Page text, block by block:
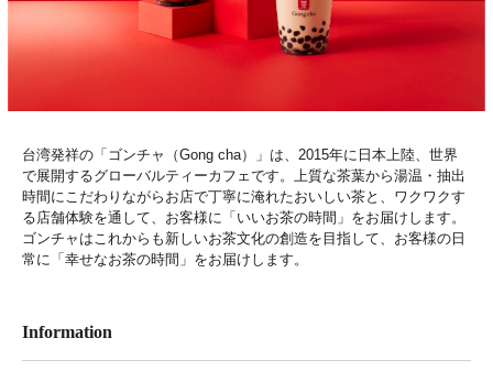
台湾発祥の「ゴンチャ（Gong cha）」は、2015年に日本上陸、世界
で展開するグローバルティーカフェです。上質な茶葉から湯温・抽出
時間にこだわりながらお店で丁寧に淹れたおいしい茶と、ワクワクす
る店舗体験を通して、お客様に「いいお茶の時間」をお届けします。
ゴンチャはこれからも新しいお茶文化の創造を目指して、お客様の日
常に「幸せなお茶の時間」をお届けします。
Information